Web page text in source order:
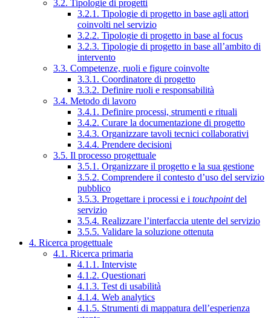
3.2. Tipologie di progetti
3.2.1. Tipologie di progetto in base agli attori
coinvolti nel servizio
3.2.2. Tipologie di progetto in base al focus
3.2.3. Tipologie di progetto in base all’ambito di
intervento
3.3. Competenze, ruoli e figure coinvolte
3.3.1. Coordinatore di progetto
3.3.2. Definire ruoli e responsabilità
3.4. Metodo di lavoro
3.4.1. Definire processi, strumenti e rituali
3.4.2. Curare la documentazione di progetto
3.4.3. Organizzare tavoli tecnici collaborativi
3.4.4. Prendere decisioni
3.5. Il processo progettuale
3.5.1. Organizzare il progetto e la sua gestione
3.5.2. Comprendere il contesto d’uso del servizio
pubblico
3.5.3. Progettare i processi e i touchpointdel
servizio
3.5.4. Realizzare l’interfaccia utente del servizio
3.5.5. Validare la soluzione ottenuta
4. Ricerca progettuale
4.1. Ricerca primaria
4.1.1. Interviste
4.1.2. Questionari
4.1.3. Test di usabilità
4.1.4. Web analytics
4.1.5. Strumenti di mappatura dell’esperienza